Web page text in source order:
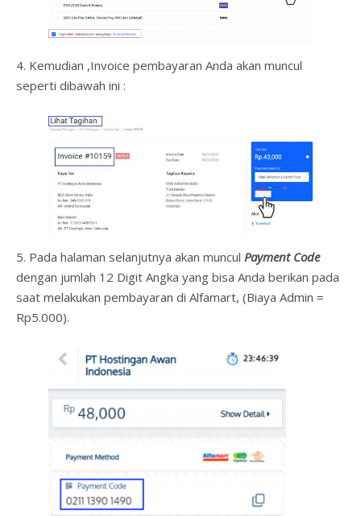
4. Kemudian ,Invoice pembayaran Anda akan muncul
seperti dibawah ini :
5. Pada halaman selanjutnya akan muncul Payment Code
dengan jumlah 12 Digit Angka yang bisa Anda berikan pada
saat melakukan pembayaran di Alfamart, (Biaya Admin =
Rp5.000).